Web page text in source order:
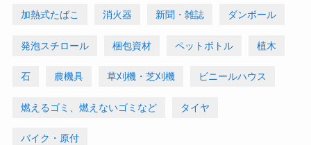
加熱式たばこ 消火器 新聞・雑誌 ダンボール
発泡スチロール 梱包資材 ペットボトル 植木
石 農機具 草刈機・芝刈機 ビニールハウス
燃えるゴミ、燃えないゴミなど タイヤ
バイク・原付